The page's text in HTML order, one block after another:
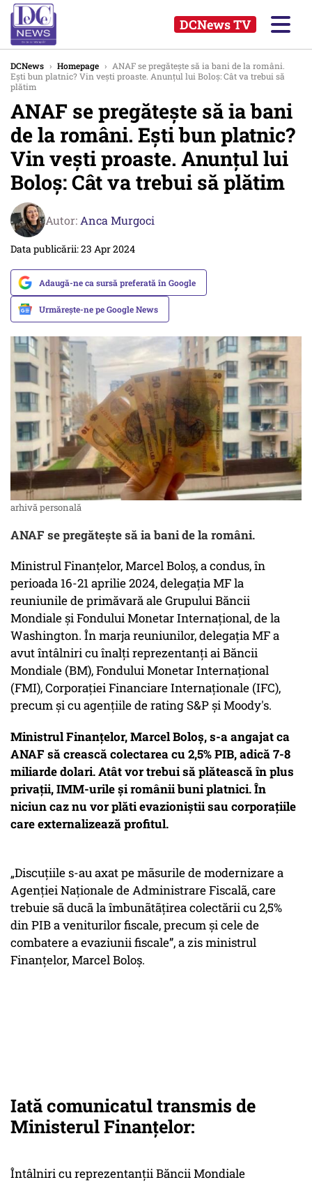
DCNews TV
DCNews › Homepage › ANAF se pregătește să ia bani de la români.
Ești bun platnic? Vin vești proaste. Anunțul lui Boloș: Cât va trebui să
plătim
ANAF se pregătește să ia bani
de la români. Ești bun platnic?
Vin vești proaste. Anunțul lui
Boloș: Cât va trebui să plătim
Autor: Anca Murgoci
Data publicării: 23 Apr 2024
Adaugă-ne ca sursă preferată în Google
Urmărește-ne pe Google News
arhivă personală
ANAF se pregătește să ia bani de la români.
Ministrul Finanțelor, Marcel Boloș, a condus, în
perioada 16-21 aprilie 2024, delegația MF la
reuniunile de primăvară ale Grupului Băncii
Mondiale şi Fondului Monetar Internațional, de la
Washington. În marja reuniunilor, delegația MF a
avut întâlniri cu înalți reprezentanți ai Băncii
Mondiale (BM), Fondului Monetar Internațional
(FMI), Corporației Financiare Internaționale (IFC),
precum și cu agențiile de rating S&P și Moody's.
Ministrul Finanțelor, Marcel Boloș, s-a angajat ca
ANAF să crească colectarea cu 2,5% PIB, adică 7-8
miliarde dolari. Atât vor trebui să plătească în plus
privații, IMM-urile și românii buni platnici. În
niciun caz nu vor plăti evazioniștii sau corporațiile
care externalizează profitul.
„Discuțiile s-au axat pe mãsurile de modernizare a
Agenției Naționale de Administrare Fiscalã, care
trebuie sã ducã la îmbunãtãțirea colectării cu 2,5%
din PIB a veniturilor fiscale, precum și cele de
combatere a evaziunii fiscale”, a zis ministrul
Finanțelor, Marcel Boloș.
Iată comunicatul transmis de
Ministerul Finanțelor:
Întâlniri cu reprezentanţii Băncii Mondiale